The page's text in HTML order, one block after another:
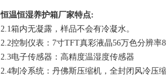
恒温恒湿养护箱厂家特点:
2.1箱内无凝露，样品不会有冷凝水。
2.2控制仪表：7寸TFT真彩液晶56万色分辨
2.3电子传感器：高精度温湿度传感器
2.4制冷系统：丹佛斯压缩机，全封闭风冷压